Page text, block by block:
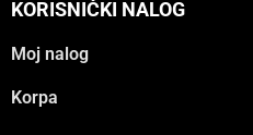
KORISNIČKI NALOG
Moj nalog
Korpa